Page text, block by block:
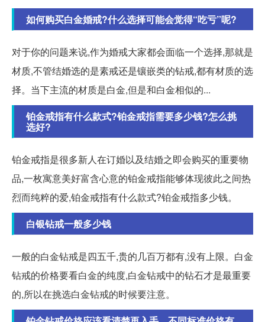
如何购买白金婚戒?什么选择可能会觉得“吃亏”呢?
对于你的问题来说,作为婚戒大家都会面临一个选择,那就是
材质,不管结婚选的是素戒还是镶嵌类的钻戒,都有材质的选
择。当下主流的材质是白金,但是和白金相似的...
铂金戒指有什么款式?铂金戒指需要多少钱?怎么挑
选好?
铂金戒指是很多新人在订婚以及结婚之即会购买的重要物
品,一枚寓意美好富含心意的铂金戒指能够体现彼此之间热
烈而纯粹的爱,铂金戒指有什么款式?铂金戒指多少钱。
白银钻戒一般多少钱
一般的白金钻戒是四五千,贵的几百万都有,没有上限。白金
钻戒的价格要看白金的纯度,白金钻戒中的钻石才是最重要
的,所以在挑选白金钻戒的时候要注意。